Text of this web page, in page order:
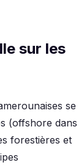
sur les
se
(offshore dans
forestières et